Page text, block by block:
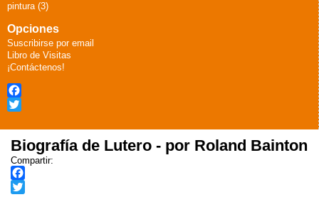
pintura (3)
Opciones
Suscribirse por email
Libro de Visitas
¡Contáctenos!
Facebook
Biografía de Lutero - por Roland Bainton
Compartir:
F